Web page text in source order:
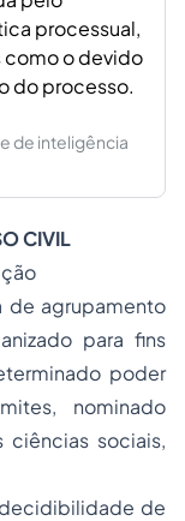
processual,
o devido
do processo.
de inteligência
CIVIL
de agrupamento
para fins
poder
nominado
ciências sociais,
de